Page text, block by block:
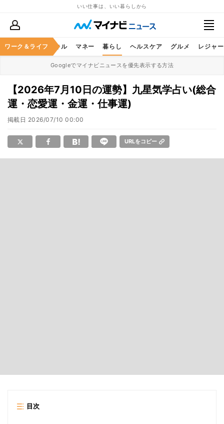
いい仕事は、いい暮らしから
ワーク＆ライフ
ア ビジネススキル マネー 暮らし ヘルスケア グルメ レジャー
Googleでマイナビニュースを優先表示する方法
【2026年7月10日の運勢】九星気学占い(総合
運・恋愛運・金運・仕事運)
掲載日 2026/07/10 00:00
URLをコピー
目次